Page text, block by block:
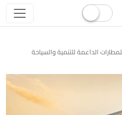
الداعمة للتنمية والسياحة